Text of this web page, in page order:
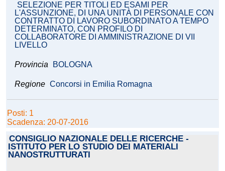
SELEZIONE PER TITOLI ED ESAMI PER
L'ASSUNZIONE, DI UNA UNITÀ DI PERSONALE CON
CONTRATTO DI LAVORO SUBORDINATO A TEMPO
DETERMINATO, CON PROFILO DI
COLLABORATORE DI AMMINISTRAZIONE DI VII
LIVELLO
Provincia BOLOGNA
Regione Concorsi in Emilia Romagna
Posti: 1
Scadenza: 20-07-2016
CONSIGLIO NAZIONALE DELLE RICERCHE -
ISTITUTO PER LO STUDIO DEI MATERIALI
NANOSTRUTTURATI